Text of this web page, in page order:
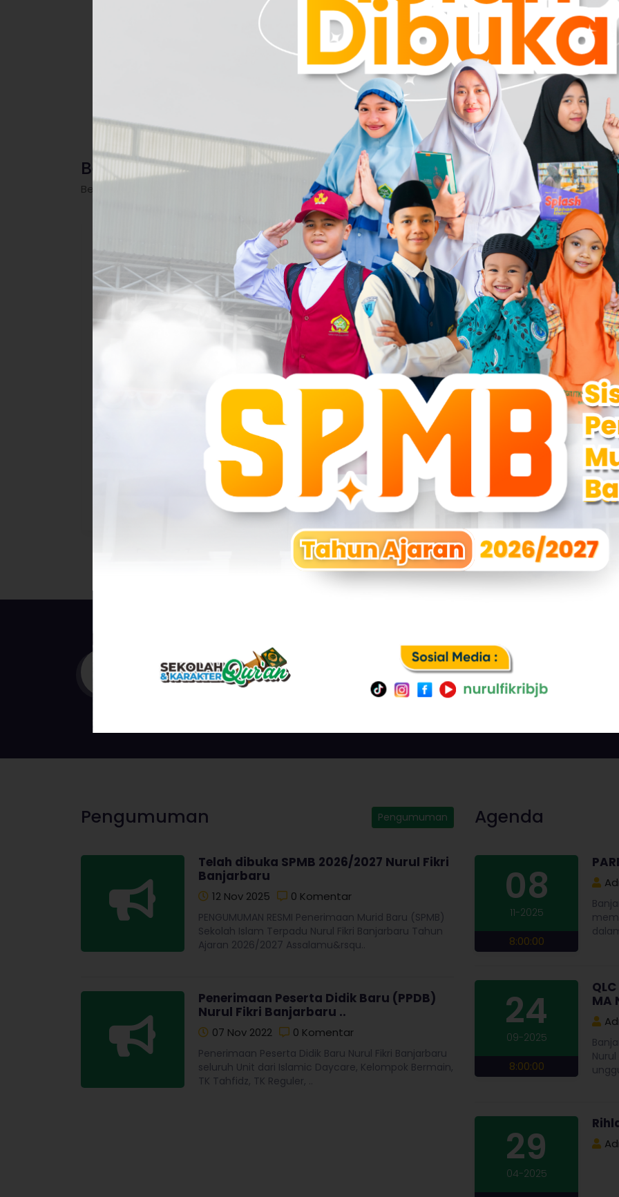
Berita
Berita dan Informasi terbaru
Selamat atas Diraihnya
Akreditasi A dari BAN-PDM
Banjarbaru — 31 Oktober 2023.Sekolah Dasar
Islam Terpadu (SDIT) Nurul Fikri Banjarbaru
Pesantren Nurul Fikri
Banjarbaru Gelar Qur’anic
Leade..
Banjarbaru, 24–26 September 2025 –
Pesantren Nurul Fikri Banjarbaru kembali
menggelar ke..
Selengkapnya
0
Pengajar/Guru Pegawai
Pengumuman Pengumuman
Telah dibuka SPMB 2026/2027 Nurul Fikri
Banjarbaru
12 Nov 2025 0 Komentar
PENGUMUMAN RESMI Penerimaan Murid Baru (SPMB)
Sekolah Islam Terpadu Nurul Fikri Banjarbaru Tahun
Ajaran 2026/2027 Assalamu&rsqu..
Penerimaan Peserta Didik Baru (PPDB)
Nurul Fikri Banjarbaru ..
07 Nov 2022 0 Komentar
Penerimaan Peserta Didik Baru Nurul Fikri Banjarbaru
seluruh Unit dari Islamic Daycare, Kelompok Bermain,
TK Tahfidz, TK Reguler, ..
Agenda
08
11-2025
8:00:00
24
09-2025
8:00:00
MA
29
04-2025